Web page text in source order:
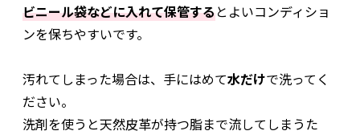
ビニール袋などに入れて保管するとよいコンディショ
ンを保ちやすいです。
汚れてしまった場合は、手にはめて水だけで洗ってく
ださい。
洗剤を使うと天然皮革が持つ脂まで流してしまうた